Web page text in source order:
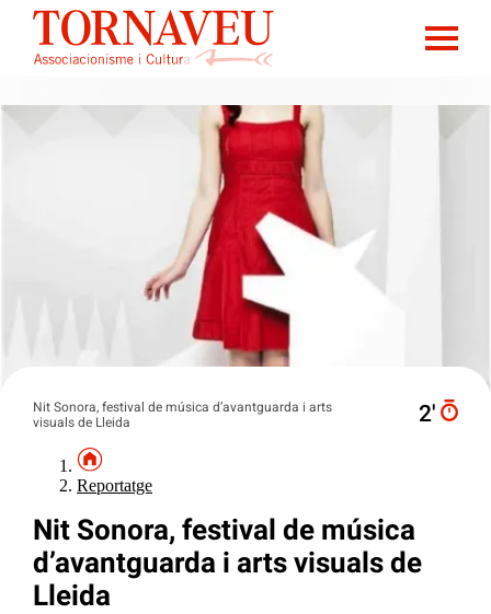
Nit Sonora, festival de música d’avantguarda i arts
visuals de Lleida
2′
Reportatge
Nit Sonora, festival de música
d’avantguarda i arts visuals de
Lleida